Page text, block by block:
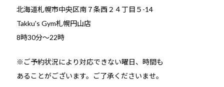
北海道札幌市中央区南７条西２４丁目５-14
Takku's Gym札幌円山店
8時30分～22時
※ご予約状況により対応できない曜日、時間も
あることがございます。ご了承くださいませ。